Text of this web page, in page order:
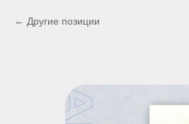
Другие позиции